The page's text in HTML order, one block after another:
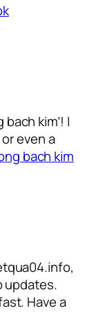
kim’! I
even a
bach kim
updates.
Have a